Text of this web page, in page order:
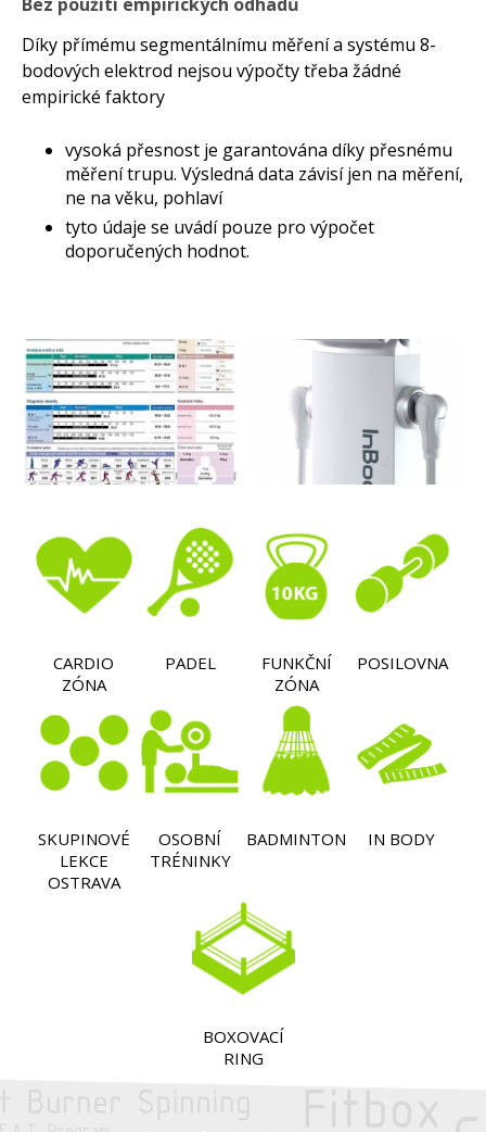
Díky přímému segmentálnímu měření a systému 8-
bodových elektrod nejsou výpočty třeba žádné
empirické faktory
vysoká přesnost je garantována díky přesnému
měření trupu. Výsledná data závisí jen na měření,
ne na věku, pohlaví
tyto údaje se uvádí pouze pro výpočet
doporučených hodnot.
CARDIO
ZÓNA
PADEL
FUNKČNÍ
ZÓNA
POSILOVNA
SKUPINOVÉ
LEKCE
OSTRAVA
OSOBNÍ
TRÉNINKY
BADMINTON IN BODY
BOXOVACÍ
RING